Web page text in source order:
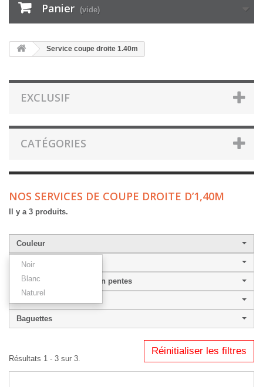
Panier (vide)
Service coupe droite 1.40m
EXCLUSIF
CATÉGORIES
NOS SERVICES DE COUPE DROITE D’1,40M
Il y a 3 produits.
Couleur
Noir
Blanc
Naturel
Largeur de baguette
Couleur profil plat ou en pentes
Baguettes
Réinitialiser les filtres
Résultats 1 - 3 sur 3.